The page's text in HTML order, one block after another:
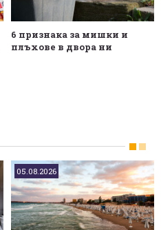
6 признака за мишки и
плъхове в двора ни
05.08.2026